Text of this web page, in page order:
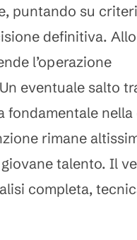
puntando su criteri
definitiva.
l’operazione
eventuale salto
fondamentale
rimane
talento. Il
completa,